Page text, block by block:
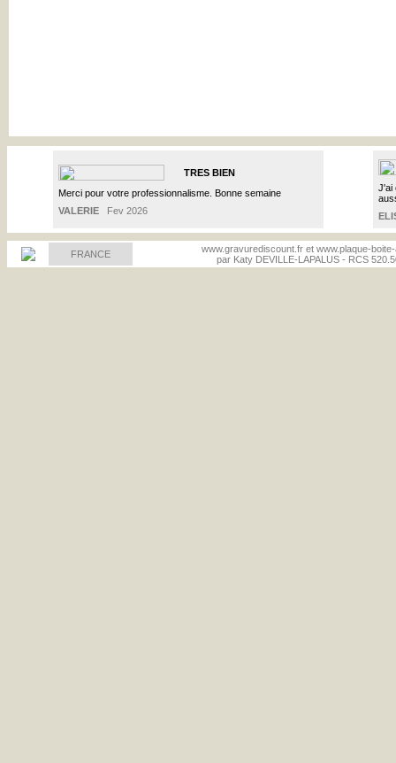
TRES BIEN
Merci pour votre professionnalisme. Bonne semaine
VALERIE Fev 2026
J'ai
FRANCE
www.gravurediscount.fr et www.plaque-
par Katy DEVILLE-LAPALUS - RCS